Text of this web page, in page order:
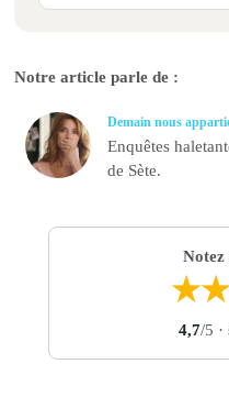
Notre article parle de :
Demain nous
Enquêtes
de Sète.
Notez
★
4,7/5